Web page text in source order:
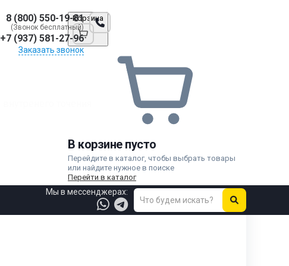
8 (800) 550-19-81
(Звонок бесплатный)
+7 (937) 581-27-96
Заказать звонок
Корзина
В корзине пусто
Перейдите в каталог, чтобы выбрать товары
или найдите нужное в поиске
Перейти в каталог
Мы в мессенджерах: